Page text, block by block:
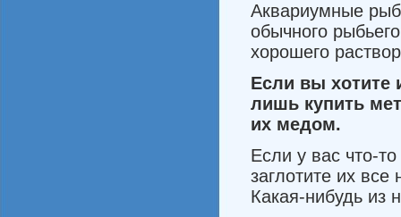
Аквариумные
обыч­ного
хорошего
Если вы хотите
лишь купить
их медом.
Если у вас что-
заглотите их
Какая-нибудь из